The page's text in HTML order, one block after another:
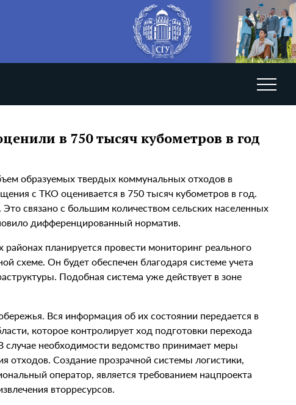
в 750 тысяч кубометров в год
образуемых твердых коммунальных отходов в
с ТКО оценивается в 750 тысяч кубометров в год.
связано с большим количеством сельских населенных
дифференцированный норматив.
планируется провести мониторинг реального
схеме. Он будет обеспечен благодаря системе учета
Подобная система уже действует в зоне
Вся информация об их состоянии передается в
которое контролирует ход подготовки перехода
необходимости ведомство принимает меры
отходов. Создание прозрачной системы логистики,
оператор, является требованием нацпроекта
вторресурсов.